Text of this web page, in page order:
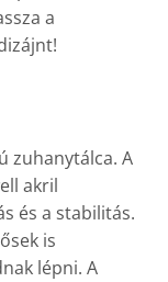
a
zuhanytálca. A
akril
és a stabilitás.
is
lépni. A